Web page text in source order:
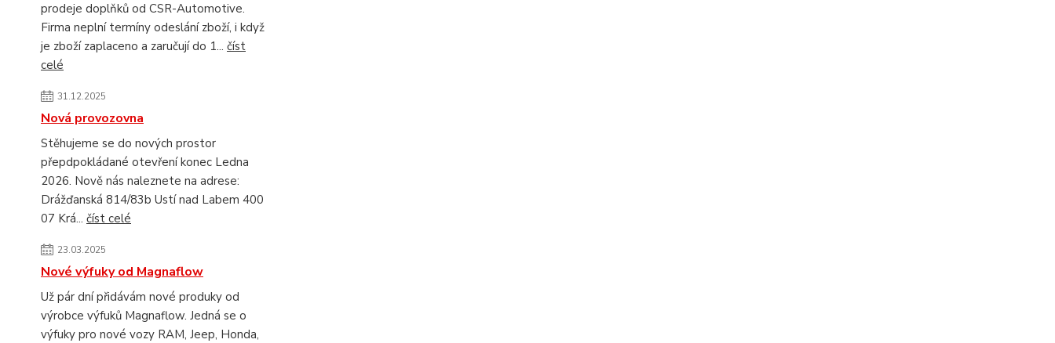
prodeje doplňků od CSR-Automotive.
Firma neplní termíny odeslání zboží, i když
je zboží zaplaceno a zaručují do 1... číst
celé
31.12.2025
Nová provozovna
Stěhujeme se do nových prostor
přepdpokládané otevření konec Ledna
2026. Nově nás naleznete na adrese:
Drážďanská 814/83b Ustí nad Labem 400
07 Krá... číst celé
23.03.2025
Nové výfuky od Magnaflow
Už pár dní přidávám nové produky od
výrobce výfuků Magnaflow. Jedná se o
výfuky pro nové vozy RAM, Jeep, Honda,